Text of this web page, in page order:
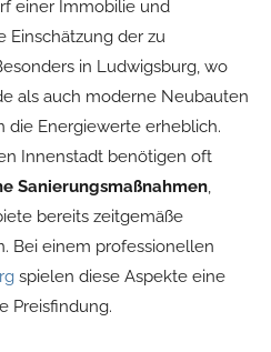
einer Immobilie und
Einschätzung der zu
in Ludwigsburg, wo
als auch moderne Neubauten
die Energiewerte erheblich.
Innenstadt benötigen oft
Sanierungsmaßnahmen,
bereits zeitgemäße
Bei einem professionellen
spielen diese Aspekte eine
Preisfindung.